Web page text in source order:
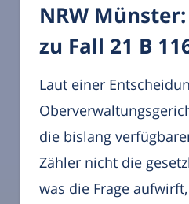
NRW
zu Fall 21 B
Laut einer
die bislang
Zähler nicht die
was die Frage